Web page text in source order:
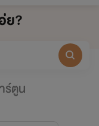
ย?
ร์ตูน